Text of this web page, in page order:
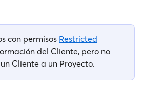
con permisos Restricted
del Cliente, pero no
Cliente a un Proyecto.